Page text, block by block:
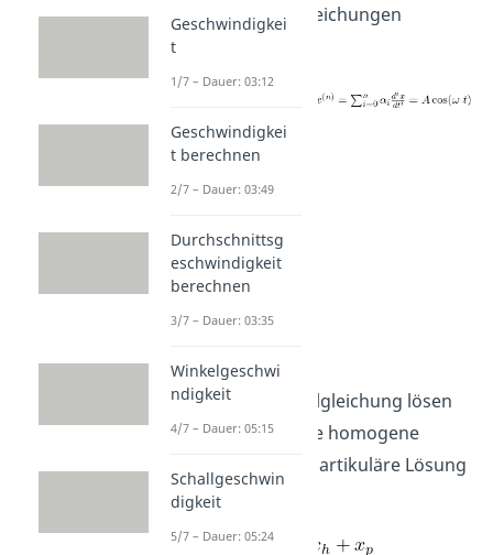
partikulären – Gleichungen
genauer an:
Diese Differentialgleichung lösen
wir, indem wir die homogene
Lösung und die partikuläre Lösung
addieren.
Geschwindigkei
t
1/7 – Dauer: 03:12
Geschwindigkei
t berechnen
2/7 – Dauer: 03:49
Durchschnittsg
eschwindigkeit
berechnen
3/7 – Dauer: 03:35
Winkelgeschwi
ndigkeit
4/7 – Dauer: 05:15
Schallgeschwin
digkeit
5/7 – Dauer: 05:24